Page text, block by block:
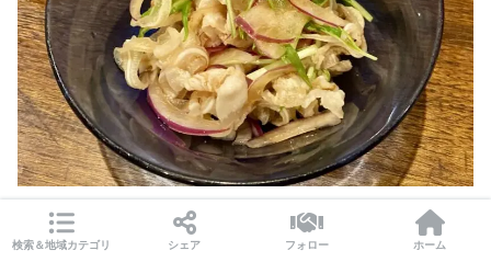
みみがーぽん酢和え
検索＆地域カテゴリ シェア フォロー ホーム